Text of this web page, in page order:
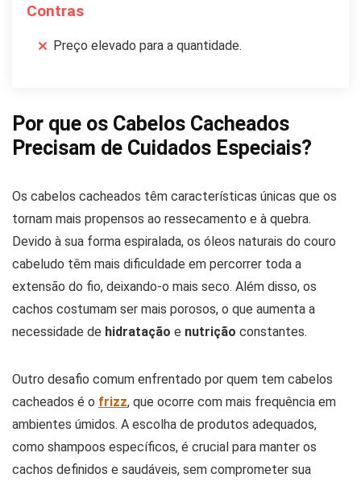
Contras
Preço elevado para a quantidade.
Por que os Cabelos Cacheados
Precisam de Cuidados Especiais?
Os cabelos cacheados têm características únicas que os
tornam mais propensos ao ressecamento e à quebra.
Devido à sua forma espiralada, os óleos naturais do couro
cabeludo têm mais dificuldade em percorrer toda a
extensão do fio, deixando-o mais seco. Além disso, os
cachos costumam ser mais porosos, o que aumenta a
necessidade de hidratação e nutrição constantes.
Outro desafio comum enfrentado por quem tem cabelos
cacheados é o frizz, que ocorre com mais frequência em
ambientes úmidos. A escolha de produtos adequados,
como shampoos específicos, é crucial para manter os
cachos definidos e saudáveis, sem comprometer sua